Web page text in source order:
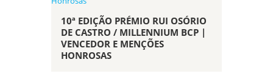
10ª EDIÇÃO PRÉMIO RUI OSÓRIO
DE CASTRO / MILLENNIUM BCP |
VENCEDOR E MENÇÕES
HONROSAS